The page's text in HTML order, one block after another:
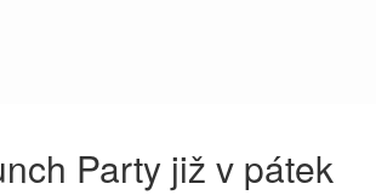
Party již v pátek